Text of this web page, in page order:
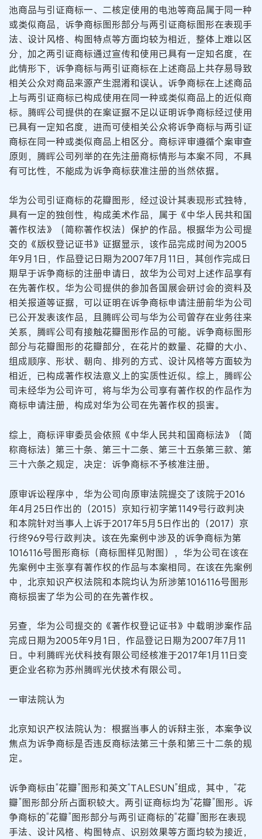
池商品与引证商标一、二核定使用的电池等商品属于同一种
或类似商品，诉争商标图形部分与两引证商标图形在表现手
法、设计风格、构图特点等方面均较为相近，整体上难以区
分，加之两引证商标通过宣传和使用已具有一定知名度，在
此情形下，诉争商标与两引证商标在上述商品上共存易导致
相关公众对商品来源产生混淆和误认。诉争商标在上述商品
上与两引证商标已构成使用在同一种或类似商品上的近似商
标。腾晖公司提供的在案证据不足以证明诉争商标经过使用
已具有一定知名度，进而可使相关公众将诉争商标与两引证
商标在同一种或类似商品上相区分。商标评审遵循个案审查
原则，腾晖公司列举的在先注册商标情形与本案不同，不具
有可比性，不能成为诉争商标获准注册的当然依据。
华为公司引证商标的花瓣图形，经过设计其表现形式独特，
具有一定的独创性，构成美术作品，属于《中华人民共和国
著作权法》（简称著作权法）保护的作品。根据华为公司提
交的《版权登记证书》证据显示，该作品完成时间为2005
年9月1日，作品登记日期为2007年7月11日，其创作完成日
期早于诉争商标的注册申请日，故华为公司对上述作品享有
在先著作权。华为公司提供的参加各国展会研讨会的资料及
相关报道等证据，可以证明在诉争商标申请注册前华为公司
已公开发表该作品，且腾晖公司与华为公司曾存在业务往来
关系，腾晖公司有接触花瓣图形作品的可能。诉争商标图形
部分与花瓣图形的花瓣部分，在花片的数量、花瓣的大小、
组成顺序、形状、朝向、排列的方式、设计风格等方面较为
相近，已构成著作权法意义上的实质性近似。综上，腾晖公
司未经华为公司许可，将与华为公司享有著作权的作品作为
商标申请注册，构成对华为公司在先著作权的损害。
综上，商标评审委员会依照《中华人民共和国商标法》（简
称商标法）第三十条、第三十二条、第三十五条第三款、第
三十六条之规定，决定：诉争商标不予核准注册。
原审诉讼程序中，华为公司向原审法院提交了该院于2016
年4月25日作出的（2015）京知行初字第1149号行政判决
和本院针对当事人上诉于2017年5月5日作出的（2017）京
行终969号行政判决。该在先案例中涉及的诉争商标为第
1016116号图形商标（商标图样见附图），华为公司在该在
先案例中主张享有著作权的作品与本案相同。在该在先案例
中，北京知识产权法院和本院均认为所涉第1016116号图形
商标损害了华为公司的在先著作权。
另查，华为公司提交的《著作权登记证书》中载明涉案作品
完成日期为2005年9月1日，作品登记日期为2007年7月11
日。中利腾晖光伏科技有限公司经核准于2017年1月11日变
更企业名称为苏州腾晖光伏技术有限公司。
一审法院认为
北京知识产权法院认为：根据当事人的诉辩主张，本案争议
焦点为诉争商标是否违反商标法第三十条和第三十二条的规
定。
诉争商标由“花瓣”图形和英文“TALESUN”组成，其中，“花
瓣”图形部分所占面积较大。两引证商标均为“花瓣”图形。诉
争商标的“花瓣”图形部分与两引证商标的“花瓣”图形在表现
手法、设计风格、构图特点、识别效果等方面均较为接近，